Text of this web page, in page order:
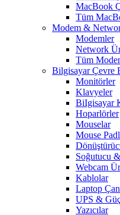
MacBook
Tüm
Modem &
Modemler
Network
Tüm
Bilgisayar Çevre
Monitörler
Klavyeler
BiIgisayar
Hoparlörler
Mouselar
Mouse
Soğutucu
Webcam
Kablolar
Laptop
UPS &
Yazıcılar